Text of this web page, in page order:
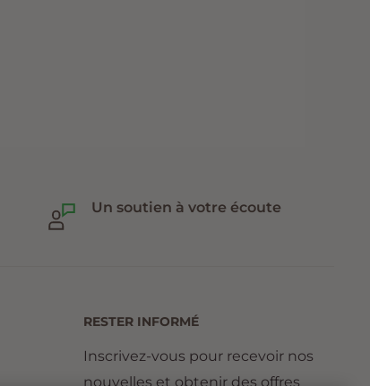
Un soutien à votre écoute
RESTER INFORMÉ
Inscrivez-vous pour recevoir nos
nouvelles et obtenir des offres